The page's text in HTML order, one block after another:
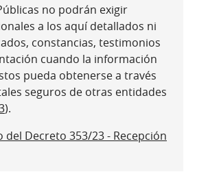
no podrán exigir
a los aquí detallados ni
constancias, testimonios
cuando la información
pueda obtenerse a través
seguros de otras entidades
).
Decreto 353/23 - Recepción